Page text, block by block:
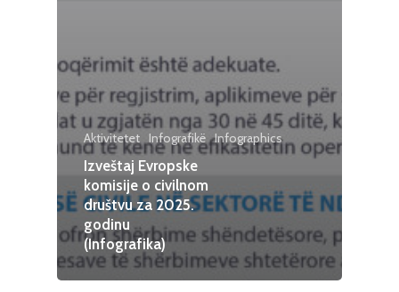
Aktivitetet Infografikë Infographics
Izveštaj Evropske
komisije o civilnom
društvu za 2025.
godinu
(Infografika)